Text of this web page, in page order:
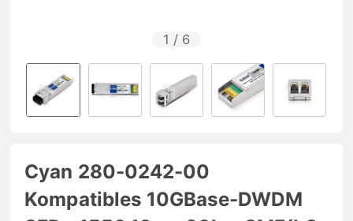
1 / 6
Cyan 280-0242-00
Kompatibles 10GBase-DWDM